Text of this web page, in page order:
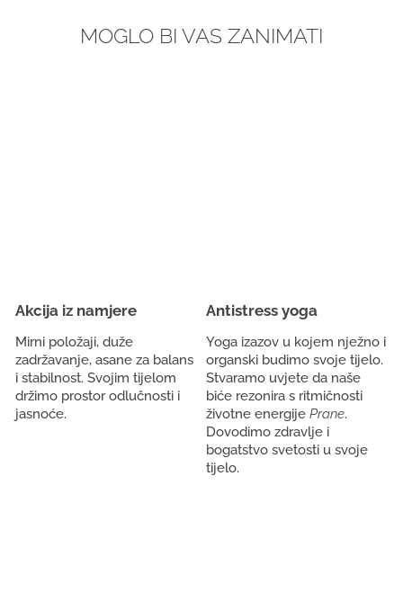
MOGLO BI VAS ZANIMATI
Akcija iz namjere
Mirni položaji, duže
zadržavanje, asane za balans
i stabilnost. Svojim tijelom
držimo prostor odlučnosti i
jasnoće.
Antistress yoga
Yoga izazov u kojem nježno i
organski budimo svoje tijelo.
Stvaramo uvjete da naše
biće rezonira s ritmičnosti
životne energije Prane.
Dovodimo zdravlje i
bogatstvo svetosti u svoje
tijelo.